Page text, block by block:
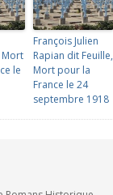
Mort
le
François Julien
Rapian dit Feuille,
Mort pour la
France le 24
septembre 1918